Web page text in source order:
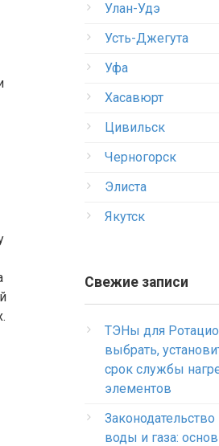
Улан-Удэ
Усть-Джегута
Уфа
Хасавюрт
Цивильск
Черногорск
Элиста
Якутск
Свежие записи
ТЭНы для
выбрать,
срок службы
элементов
воды и газа: